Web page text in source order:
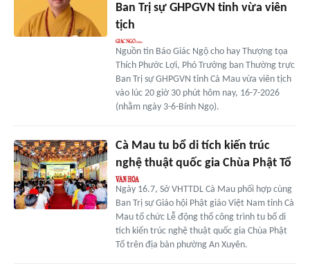
Ban Trị sự GHPGVN tỉnh vừa viên
tịch
Nguồn tin Báo Giác Ngộ cho hay Thượng tọa
Thích Phước Lợi, Phó Trưởng ban Thường trực
Ban Trị sự GHPGVN tỉnh Cà Mau vừa viên tịch
vào lúc 20 giờ 30 phút hôm nay, 16-7-2026
(nhằm ngày 3-6-Bính Ngọ).
Cà Mau tu bổ di tích kiến trúc
nghệ thuật quốc gia Chùa Phật Tổ
Ngày 16.7, Sở VHTTDL Cà Mau phối hợp cùng
Ban Trị sự Giáo hội Phật giáo Việt Nam tỉnh Cà
Mau tổ chức Lễ động thổ công trình tu bổ di
tích kiến trúc nghệ thuật quốc gia Chùa Phật
Tổ trên địa bàn phường An Xuyên.